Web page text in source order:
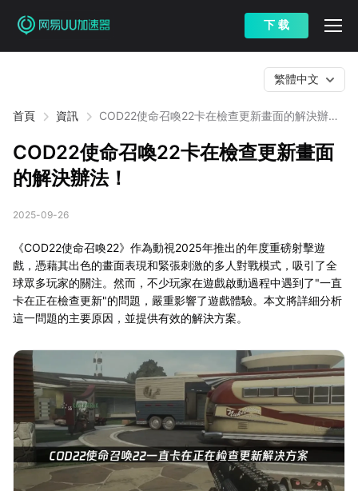
下 载
首頁 資訊
COD22使命召喚22卡在檢查更新畫面的解決辦
繁體中文
COD22使命召喚22卡在檢查更新畫面
的解決辦法！
2025-09-26
《COD22使命召喚22》作為動視2025年推出的年度重磅射擊遊
戲，憑藉其出色的畫面表現和緊張刺激的多人對戰模式，吸引了全
球眾多玩家的關注。然而，不少玩家在遊戲啟動過程中遇到了"一直
卡在正在檢查更新"的問題，嚴重影響了遊戲體驗。本文將詳細分析
這一問題的主要原因，並提供有效的解決方案。